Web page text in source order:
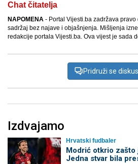
Chat čitatelja
NAPOMENA - Portal Vijesti.ba zadržava
sadržaj bez najave i objašnjenja. Mišljenja
redakcije portala Vijesti.ba. Ova vijest je sada
Pridruži se
Izdvajamo
Hrvatski fudbaler
Modrić otkrio zašto
Jedna stvar bila